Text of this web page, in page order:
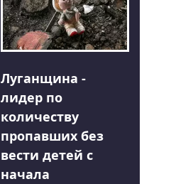
Луганщина -
лидер по
количеству
пропавших без
вести детей с
начала